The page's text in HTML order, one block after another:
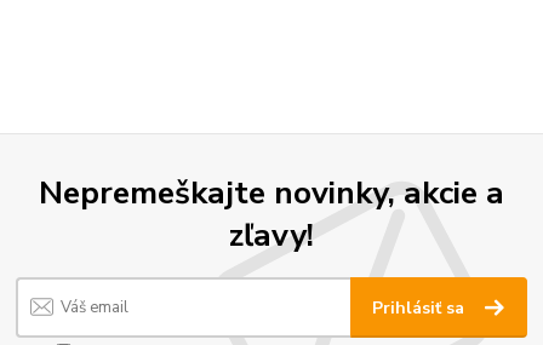
Nepremeškajte novinky, akcie a
zľavy!
Prihlásiť sa